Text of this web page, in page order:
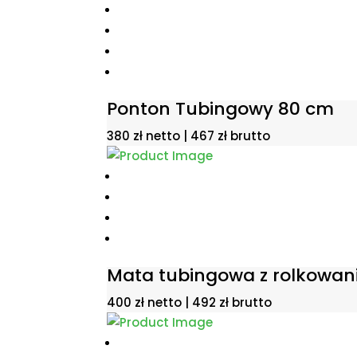
Ponton Tubingowy 80 cm
380 zł netto | 467 zł brutto
Mata tubingowa z
400 zł netto | 492 zł brutto